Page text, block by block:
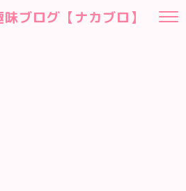
ブログ【ナカブロ】